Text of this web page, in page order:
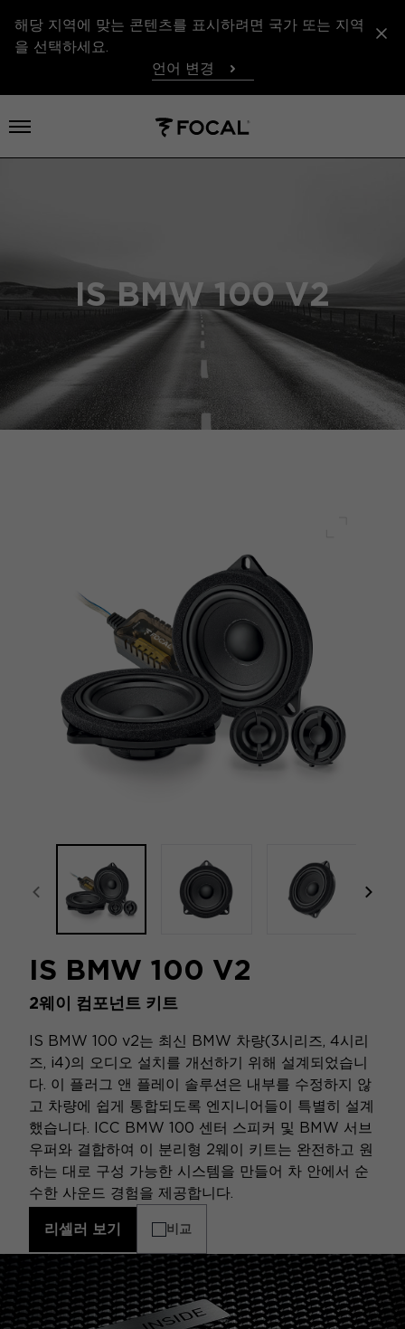
해당 지역에 맞는 콘텐츠를 표시하려면 국가 또는 지역
을 선택하세요.
언어 변경
메뉴 열기
IS BMW 100 V2
focal-naim-frontent::misc.prev_label
IS BMW 100 V2
2웨이 컴포넌트 키트
IS BMW 100 v2는 최신 BMW 차량(3시리즈, 4시리
즈, i4)의 오디오 설치를 개선하기 위해 설계되었습니
다. 이 플러그 앤 플레이 솔루션은 내부를 수정하지 않
고 차량에 쉽게 통합되도록 엔지니어들이 특별히 설계
했습니다. ICC BMW 100 센터 스피커 및 BMW 서브
우퍼와 결합하여 이 분리형 2웨이 키트는 완전하고 원
하는 대로 구성 가능한 시스템을 만들어 차 안에서 순
수한 사운드 경험을 제공합니다.
리셀러 보기 비교